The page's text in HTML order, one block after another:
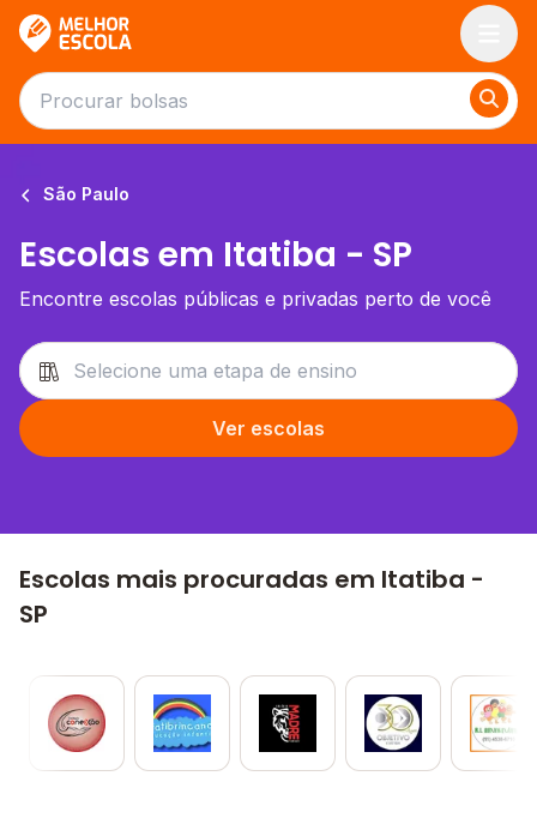
São Paulo
Escolas em Itatiba - SP
Encontre escolas públicas e privadas perto de você
Ver escolas
Escolas mais procuradas em Itatiba -
SP